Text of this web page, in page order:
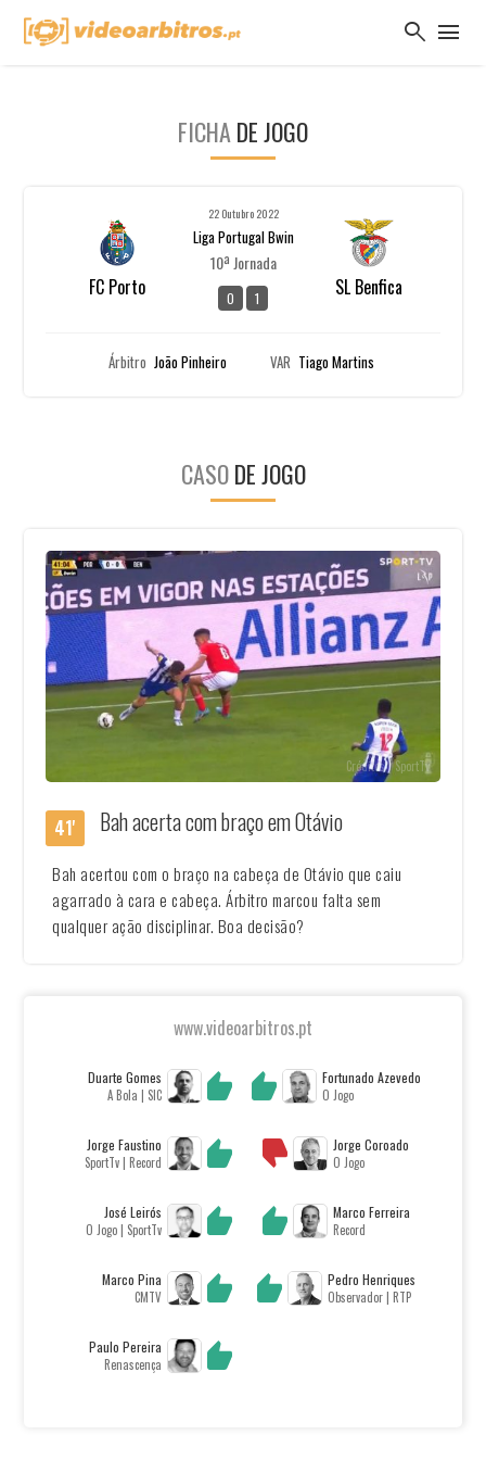
search menu
FICHA DE JOGO
FC Porto
22 Outubro 2022
Liga Portugal Bwin
10ª Jornada
0 1 SL Benfica
Árbitro João Pinheiro VAR Tiago Martins
CASODE JOGO
Créditos | SportTv
41' Bah acerta com braço em Otávio
Bah acertou com o braço na cabeça de Otávio que caiu
agarrado à cara e cabeça. Árbitro marcou falta sem
qualquer ação disciplinar. Boa decisão?
www.videoarbitros.pt
Duarte Gomes
A Bola | SIC
Fortunado Azevedo
O Jogo
Jorge Faustino
SportTv | Record
Jorge Coroado
O Jogo
José Leirós
O Jogo | SportTv
Marco Ferreira
Record
Marco Pina
CMTV
Pedro Henriques
Observador | RTP
Paulo Pereira
Renascença